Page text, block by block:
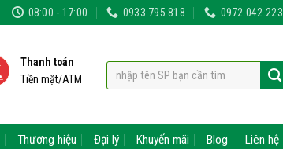
08:00 - 17:00 0933.795.818 0972.042.223
Thanh toán
Tiền mặt/ATM
Thương hiệu Đại lý Khuyến mãi Blog Liên hệ